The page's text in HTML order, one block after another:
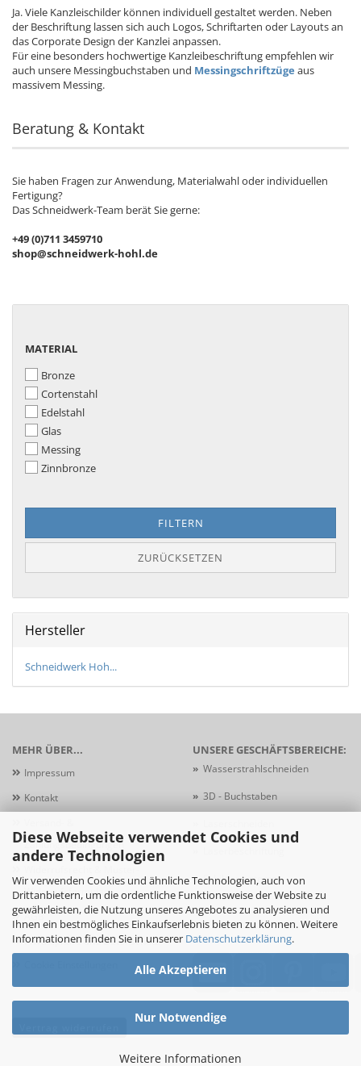
Diese Webseite verwendet Cookies und
andere Technologien
Wir verwenden Cookies und ähnliche Technologien, auch von
Drittanbietern, um die ordentliche Funktionsweise der Website zu
gewährleisten, die Nutzung unseres Angebotes zu analysieren und
Ihnen ein bestmögliches Einkaufserlebnis bieten zu können. Weitere
Informationen finden Sie in unserer Datenschutzerklärung.
Alle Akzeptieren
Nur Notwendige
Weitere Informationen
Ja. Viele Kanzleischilder können individuell gestaltet werden. Neben
der Beschriftung lassen sich auch Logos, Schriftarten oder Layouts an
das Corporate Design der Kanzlei anpassen.
Für eine besonders hochwertige Kanzleibeschriftung empfehlen wir
auch unsere Messingbuchstaben und Messingschriftzüge aus
massivem Messing.
Beratung & Kontakt
Sie haben Fragen zur Anwendung, Materialwahl oder individuellen
Fertigung?
Das Schneidwerk-Team berät Sie gerne:
+49 (0)711 3459710
shop@schneidwerk-hohl.de
MATERIAL
MATERIAL
Bronze
Cortenstahl
Edelstahl
Glas
Messing
Zinnbronze
FILTERN
ZURÜCKSETZEN
Hersteller
Schneidwerk Hoh...
MEHR ÜBER...
Impressum
Kontakt
Zahlungsbedingungen
Widerrufsformular
AGB
Privatsphäre und Datenschutz
UNSERE GESCHÄFTSBEREICHE:
» Wasserstrahlschneiden
» 3D - Buchstaben
»Schildersysteme